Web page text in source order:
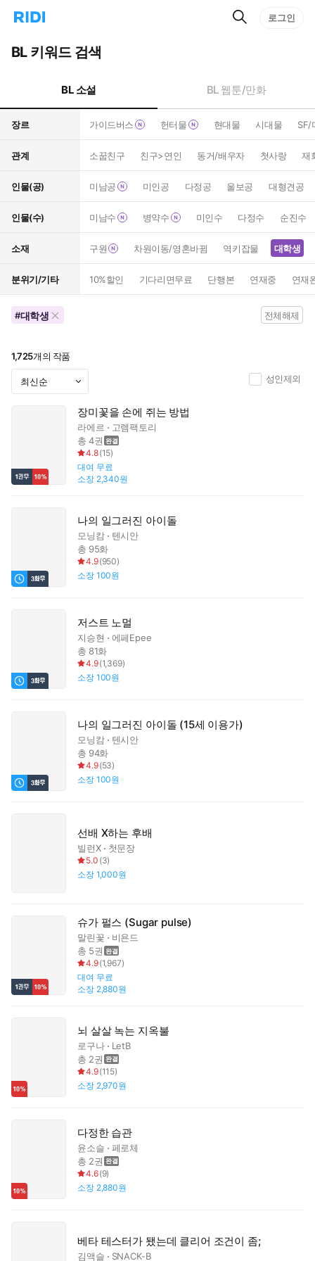
리
으
턴
트
검
로그인
BL 키워드 검색
BL 소설 BL 웹툰/만화
장르 가이드버스 헌터물 현대물 시대물 SF/
관계 소꿉친구 친구>연인 동거/배우자 첫사랑 재
인물(공) 미남공 미인공 다정공 울보공 대형견공
인물(수) 미남수 병약수 미인수 다정수 순진수
소재 구원 차원이동/영혼바뀜 역키잡물 대학생
분위기/기타 10%할인 기다리면무료 단행본 연재중 연재
#대학생 전체해제
1,725개의 작품
성인제외
장미꽃을 손에 쥐는 방법
라에르
고렘팩토리
총 4권
4.8(15)
대여 무료
소장 2,340원
나의 일그러진 아이돌
모닝캄
텐시안
총 95화
4.9(950)
소장 100원
저스트 노멀
지승현
에페Epee
총 81화
4.9(1,369)
소장 100원
나의 일그러진 아이돌 (15세 이용가)
모닝캄
텐시안
총 94화
4.9(53)
소장 100원
선배 X하는 후배
빌런X 첫문장
5.0 (3)
소장 1,000원
슈가 펄스 (Sugar pulse)
말린꽃
비욘드
총 5권
4.9(1,967)
대여 무료
소장 2,880원
뇌 살살 녹는 지옥불
로구나
LetB
총 2권
4.9(115)
소장 2,970원
다정한 습관
윤소슬
페로체
총 2권
4.6(9)
소장 2,880원
베타 테스터가 됐는데 클리어 조건이 좀;
김액슬 SNACK-B